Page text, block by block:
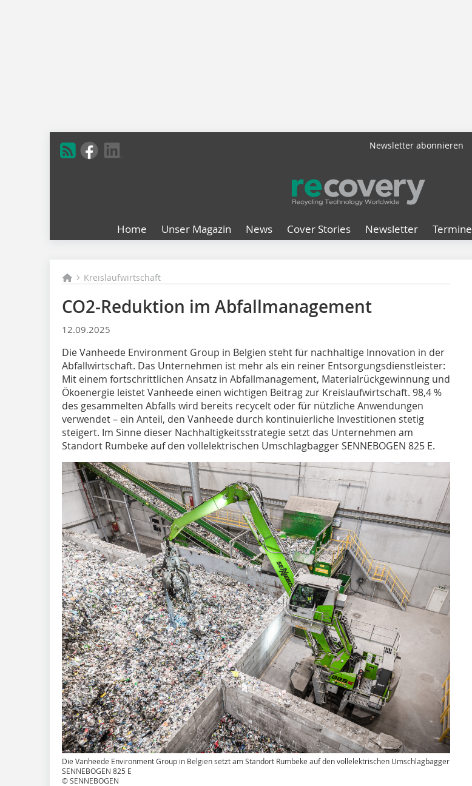
Newsletter abonnieren
Home Unser Magazin News Cover Stories Newsletter Termine
Kreislaufwirtschaft
CO2-Reduktion im Abfallmanagement
12.09.2025
Die Vanheede Environment Group in Belgien steht für nachhaltige Innovation in der
Abfallwirtschaft. Das Unternehmen ist mehr als ein reiner Entsorgungsdienstleister:
Mit einem fortschrittlichen Ansatz in Abfallmanagement, Materialrückgewinnung und
Ökoenergie leistet Vanheede einen wichtigen Beitrag zur Kreislaufwirtschaft. 98,4 %
des gesammelten Abfalls wird bereits recycelt oder für nützliche Anwendungen
verwendet – ein Anteil, den Vanheede durch kontinuierliche Investitionen stetig
steigert. Im Sinne dieser Nachhaltigkeitsstrategie setzt das Unternehmen am
Standort Rumbeke auf den vollelektrischen Umschlagbagger SENNEBOGEN 825 E.
Die Vanheede Environment Group in Belgien setzt am Standort Rumbeke auf den vollelektrischen Umschlagbagger
SENNEBOGEN 825 E
© SENNEBOGEN